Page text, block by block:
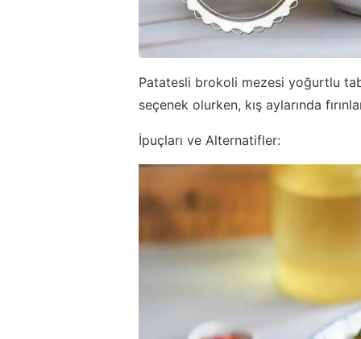
Patatesli brokoli mezesi yoğurtlu
seçenek olurken, kış aylarında
İpuçları ve Alternatifler: